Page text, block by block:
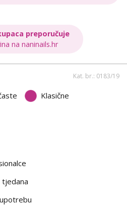
preporučuje
na naninails.hr
Kat. br.: 0183/19
Klasične